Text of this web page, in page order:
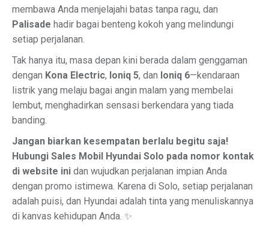
membawa Anda menjelajahi batas tanpa ragu, dan
Palisade hadir bagai benteng kokoh yang melindungi
setiap perjalanan.
Tak hanya itu, masa depan kini berada dalam genggaman
dengan Kona Electric, Ioniq 5, dan Ioniq 6—kendaraan
listrik yang melaju bagai angin malam yang membelai
lembut, menghadirkan sensasi berkendara yang tiada
banding.
Jangan biarkan kesempatan berlalu begitu saja!
Hubungi Sales Mobil Hyundai Solo pada nomor kontak
di website ini dan wujudkan perjalanan impian Anda
dengan promo istimewa. Karena di Solo, setiap perjalanan
adalah puisi, dan Hyundai adalah tinta yang menuliskannya
di kanvas kehidupan Anda. ✨